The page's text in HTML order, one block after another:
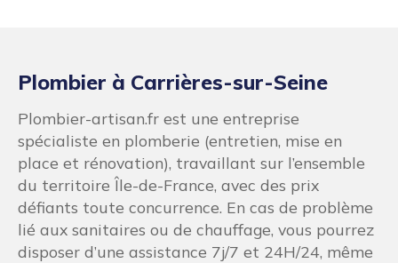
Plombier à Carrières-sur-Seine
Plombier-artisan.fr est une entreprise
spécialiste en plomberie (entretien, mise en
place et rénovation), travaillant sur l’ensemble
du territoire Île-de-France, avec des prix
défiants toute concurrence. En cas de problème
lié aux sanitaires ou de chauffage, vous pourrez
disposer d’une assistance 7j/7 et 24H/24, même